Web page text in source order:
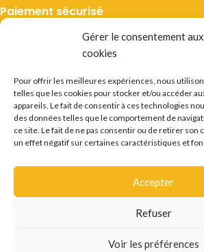
Gérer le consentement aux
cookies
Pour offrir les meilleures expériences, nous
telles que les cookies pour stocker et/ou accéder
appareils. Le fait de consentir à ces technologies
des données telles que le comportement de
ce site. Le fait de ne pas consentir ou de retirer
un effet négatif sur certaines caractéristiques et
Accepter
Refuser
Voir les préférences
Paiement sécurisé
Livraison suivie
Vie privée
Recrutement